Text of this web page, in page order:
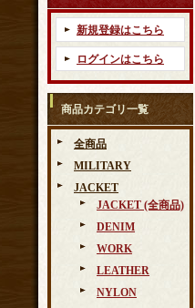
新規登録はこちら
ログインはこちら
商品カテゴリ一覧
全商品
MILITARY
JACKET
JACKET (全商品)
DENIM
WORK
LEATHER
NYLON